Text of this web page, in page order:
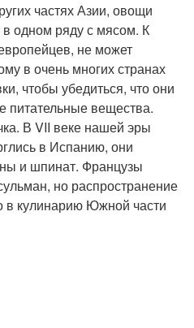
частях Азии, овощи
в одном ряду с мясом. К
не может
в очень многих странах
чтобы убедиться, что они
питательные вещества.
В VII веке нашей эры
в Испанию, они
и шпинат. Французы
но распространение
в кулинарию Южной части